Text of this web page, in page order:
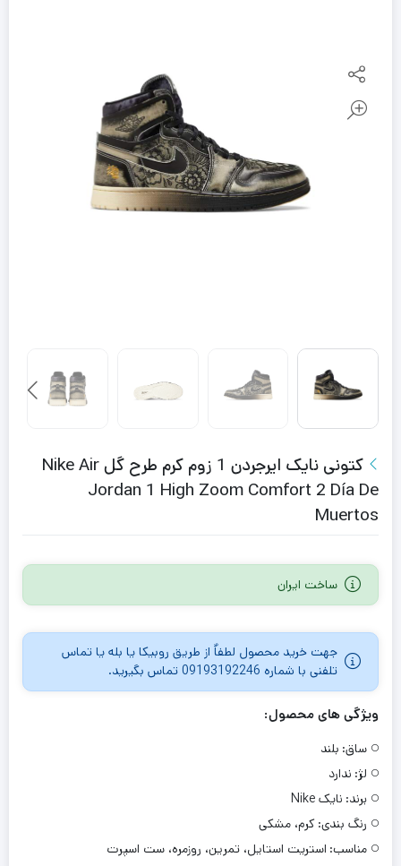
کتونی نایک ایرجردن 1 زوم کرم طرح گل Nike Air
Jordan 1 High Zoom Comfort 2 Día De
Muertos
ساخت ایران
جهت خرید محصول لطفاٌ از طریق روبیکا یا بله یا تماس
تلفنی با شماره 09193192246 تماس بگیرید.
ویژگی های محصول:
ساق: بلند
لژ: ندارد
برند: نایک Nike
رنگ بندی: کرم، مشکی
مناسب: استریت استایل، تمرین، روزمره، ست اسپرت